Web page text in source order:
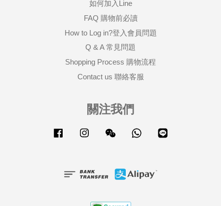
如何加入Line
FAQ 購物前必讀
How to Log in?登入會員問題
Q & A 常見問題
Shopping Process 購物流程
Contact us 聯絡客服
關注我們
Facebook Instagram Wechat Whatsapp